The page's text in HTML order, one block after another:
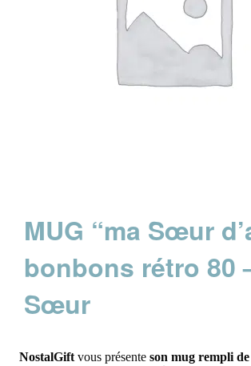
MUG “ma Sœur
bonbons rétro 80
Sœur
NostalGift vous présente son mug rempli